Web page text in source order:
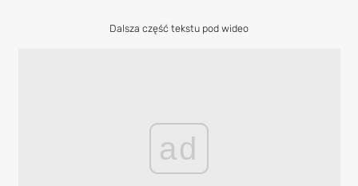
Dalsza część tekstu pod wideo
ad